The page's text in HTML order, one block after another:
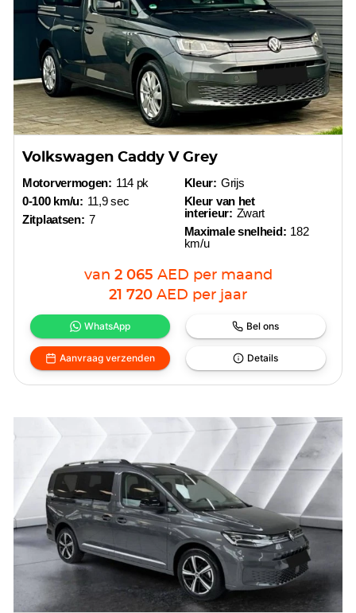
Volkswagen Caddy V Grey
Motorvermogen: 114 pk
0-100 km/u: 11,9 sec
Zitplaatsen: 7
Kleur: Grijs
Kleur van het
interieur: Zwart
Maximale snelheid: 182
km/u
van 2 065 AED per maand
21 720 AED per jaar
WhatsApp Bel ons
Aanvraag verzenden Details